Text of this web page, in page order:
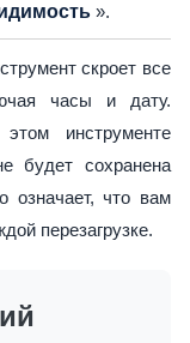
».
скроет все
часы и дату.
инструменте
будет сохранена
означает, что вам
перезагрузке.